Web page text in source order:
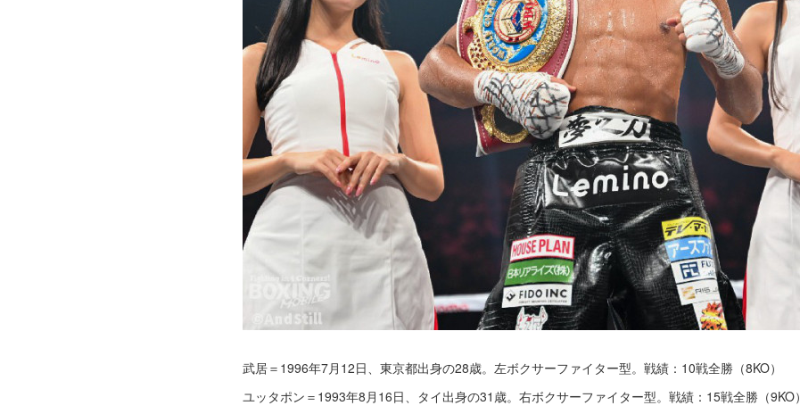
武居＝1996年7月12日、東京都出身の28歳。左ボクサーファイター型。戦績：10戦全勝（8KO）
ユッタポン＝1993年8月16日、タイ出身の31歳。右ボクサーファイター型。戦績：15戦全勝（9KO）